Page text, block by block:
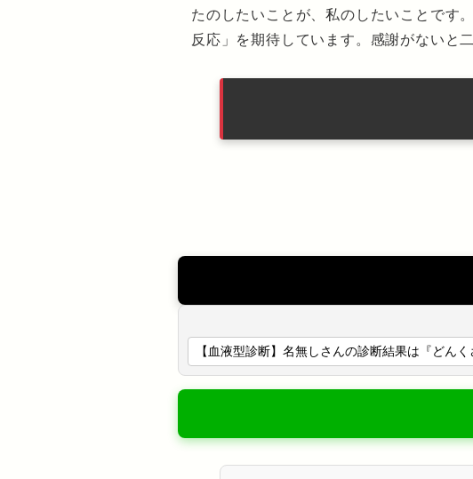
たのしたいことが、私のしたいことです
反応」を期待しています。感謝がないと